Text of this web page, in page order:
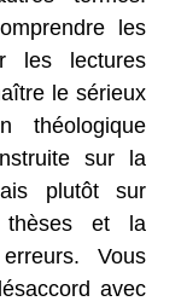
les
les lectures
le sérieux
théologique
sur la
plutôt sur
thèses et la
Vous
avec